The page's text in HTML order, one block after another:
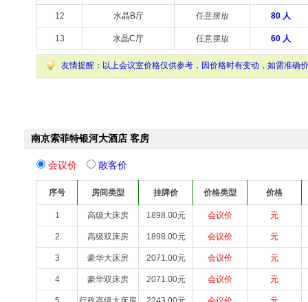
12 水晶B厅 任意摆放 80 人
13 水晶C厅 任意摆放 60 人
友情提醒：以上会议室价格仅供参考，因价格时有变动，如需准确
南京索菲特银河大酒店 客房
会议价 散客价
序号 房间类型 挂牌价 价格类型 价格
1 高级大床房 1898.00元 会议价 元
2 高级双床房 1898.00元 会议价 元
3 豪华大床房 2071.00元 会议价 元
4 豪华双床房 2071.00元 会议价 元